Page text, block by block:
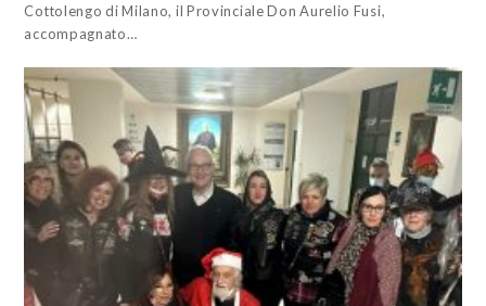
Cottolengo di Milano, il Provinciale Don Aurelio Fusi,
accompagnato…